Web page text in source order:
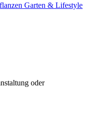
Garten & Lifestyle
oder